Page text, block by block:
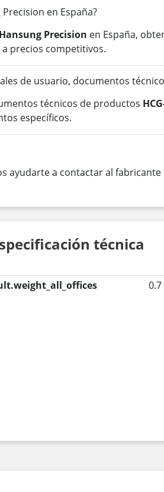
en España?
Hansung Precision en España,
a precios competitivos.
de usuario, documentos
técnicos de productos
específicos.
a contactar al
técnica
0.7